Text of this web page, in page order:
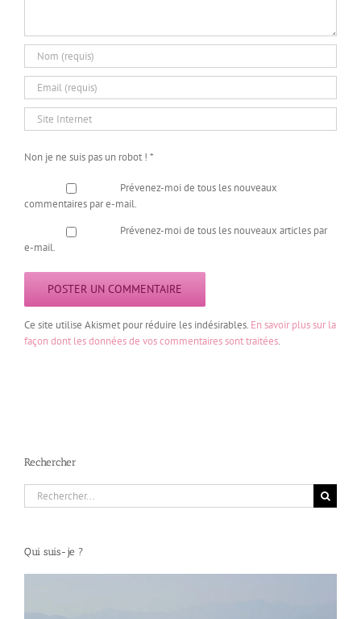
Non je ne suis pas un robot ! *
Prévenez-moi de tous les nouveaux
commentaires par e-mail.
Prévenez-moi de tous les nouveaux articles par
e-mail.
Ce site utilise Akismet pour réduire les indésirables. En savoir plus sur la
façon dont les données de vos commentaires sont traitées.
Rechercher
Rechercher:
Qui suis-je ?